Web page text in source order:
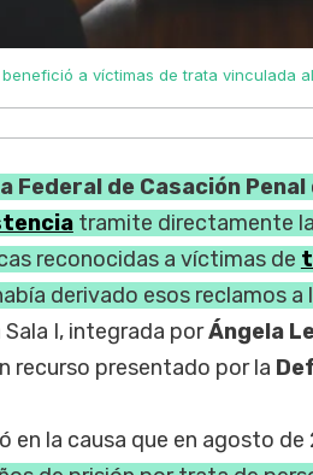
a víctimas de trata vinculada
Federal de Casación Penal
tramite directamente
reconocidas a víctimas de
derivado esos reclamos a
I, integrada porÁngela
recurso presentado por la
en la causa que en agosto de